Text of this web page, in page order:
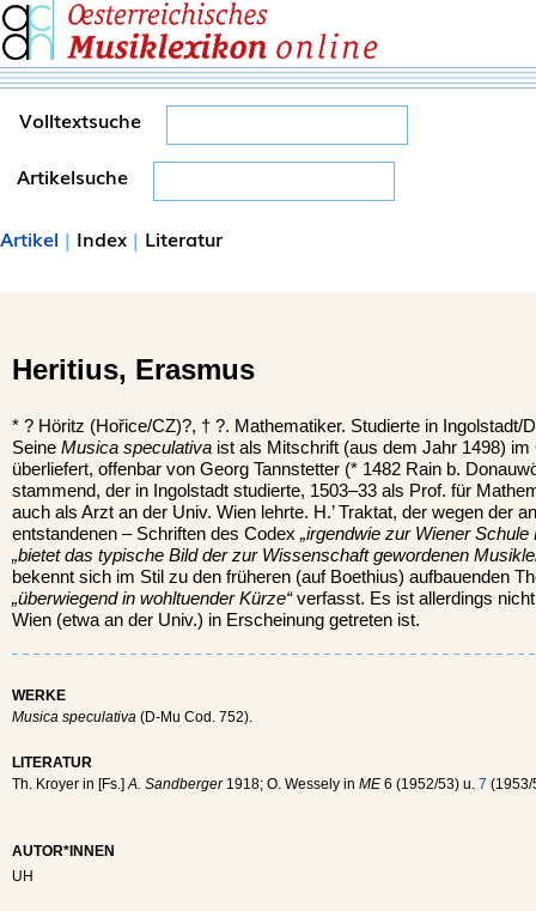
Volltextsuche
Artikelsuche
Artikel | Index | Literatur
Heritius, Erasmus
* ? Höritz (Hořice/CZ)?, † ?. Mathematiker. Studierte in Ingolstadt/
Seine Musica speculativa ist als Mitschrift (aus dem Jahr 1498)
überliefert, offenbar von Georg Tannstetter (* 1482 Rain b.
stammend, der in Ingolstadt studierte, 1503–33 als Prof. für
auch als Arzt an der Univ. Wien lehrte. H.’ Traktat, der wegen der
entstandenen – Schriften des Codex „irgendwie zur Wiener Schule
„bietet das typische Bild der zur Wissenschaft gewordenen
bekennt sich im Stil zu den früheren (auf Boethius) aufbauenden
„überwiegend in wohltuender Kürze“verfasst. Es ist allerdings
Wien (etwa an der Univ.) in Erscheinung getreten ist.
WERKE
Musica speculativa (D-Mu Cod. 752).
LITERATUR
Th. Kroyer in [Fs.]A. Sandberger1918; O. Wessely in ME 6 (1952/53) u. 7
AUTOR*INNEN
UH